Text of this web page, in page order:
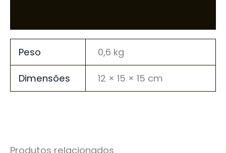
Peso 0,6 kg
Dimensões 12 × 15 × 15 cm
Produtos relacionados